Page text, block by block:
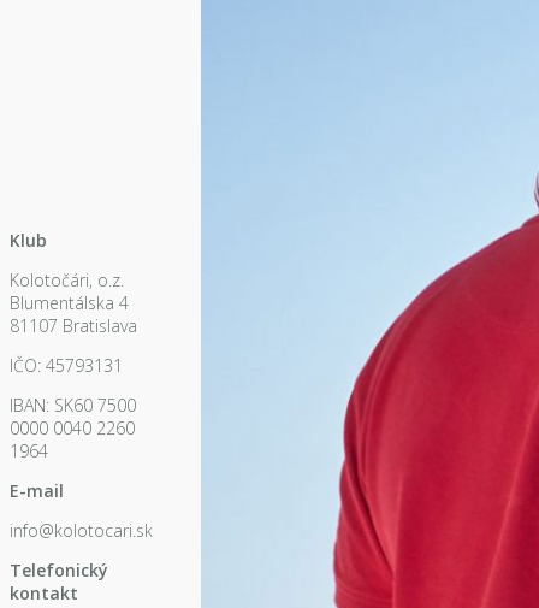
Klub
Kolotočári, o.z.
Blumentálska 4
81107 Bratislava
IČO: 45793131
IBAN: SK60 7500
0000 0040 2260
1964
E-mail
info@kolotocari.sk
Telefonický
kontakt